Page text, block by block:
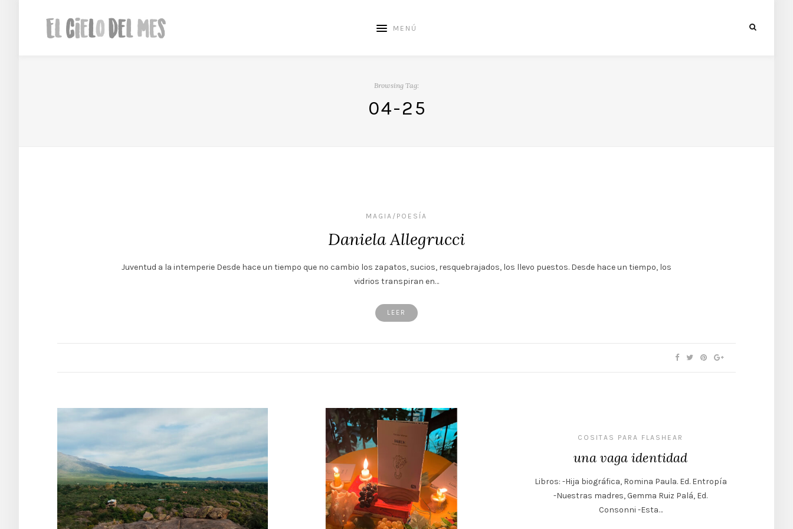
MENÚ
Browsing Tag:
04-25
MAGIA/POESÍA
Daniela Allegrucci
Juventud a la intemperie Desde hace un tiempo que no cambio los zapatos, sucios, resquebrajados, los llevo puestos. Desde hace un tiempo, los
vidrios transpiran en…
LEER
COSITAS PARA FLASHEAR
una vaga identidad
Libros: -Hija biográfica, Romina Paula. Ed. Entropía
-Nuestras madres, Gemma Ruiz Palá, Ed.
Consonni -Esta…